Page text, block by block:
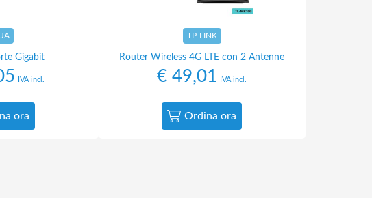
Gigabit
IVA incl.
ora
TP-LINK
Router Wireless 4G LTE con 2 Antenne
€ 49,01 IVA incl.
Ordina ora